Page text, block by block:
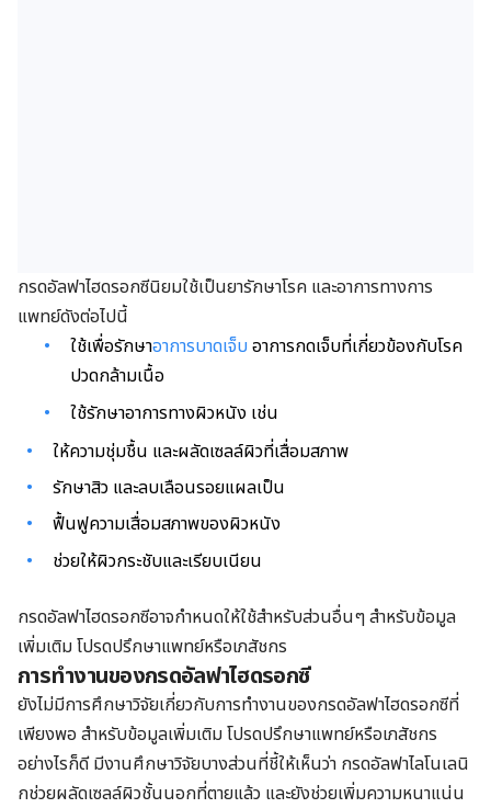
กรดอัลฟาไฮดรอกซีนิยมใช้เป็นยารักษาโรค และอาการทางการ
แพทย์ดังต่อไปนี้
ใช้เพื่อรักษาอาการบาดเจ็บ อาการกดเจ็บที่เกี่ยวข้องกับโรค
ปวดกล้ามเนื้อ
ใช้รักษาอาการทางผิวหนัง เช่น
ให้ความชุ่มชื้น และผลัดเซลล์ผิวที่เสื่อมสภาพ
รักษาสิว และลบเลือนรอยแผลเป็น
ฟื้นฟูความเสื่อมสภาพของผิวหนัง
ช่วยให้ผิวกระชับและเรียบเนียน
กรดอัลฟาไฮดรอกซีอาจกำหนดให้ใช้สำหรับส่วนอื่นๆ สำหรับข้อมูล
เพิ่มเติม โปรดปรึกษาแพทย์หรือเภสัชกร
การทำงานของกรดอัลฟาไฮดรอกซี
ยังไม่มีการศึกษาวิจัยเกี่ยวกับการทำงานของกรดอัลฟาไฮดรอกซีที่
เพียงพอ สำหรับข้อมูลเพิ่มเติม โปรดปรึกษาแพทย์หรือเภสัชกร
อย่างไรก็ดี มีงานศึกษาวิจัยบางส่วนที่ชี้ให้เห็นว่า กรดอัลฟาไลโนเลนิ
กช่วยผลัดเซลล์ผิวชั้นนอกที่ตายแล้ว และยังช่วยเพิ่มความหนาแน่น